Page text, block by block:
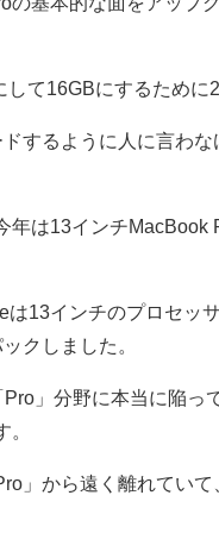
て16GBにするために
するように人に言わ
年は13インチMacBook
13インチのプロセッ
クしました。
」分野に本当に陥っ
。
」から遠く離れてい